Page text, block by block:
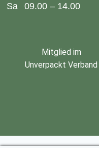
Sa
09.00 – 14.00
Mitglied im
Unverpackt Verband